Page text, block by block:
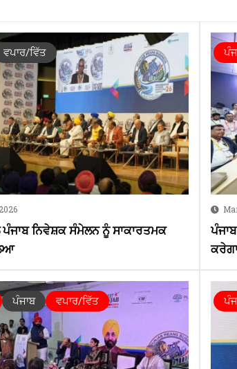
ਪੰਜਾਬ ਨਿਵੇਸ਼ਕ ਸੰਮੇਲਨ ਨੂੰ ਸਾਕਾਰਤਮਕ
ਵਪਾਰ/ਵਿੱਤ
ਪੰਜਾਬ ਵਪਾਰ/ਵਿੱਤ